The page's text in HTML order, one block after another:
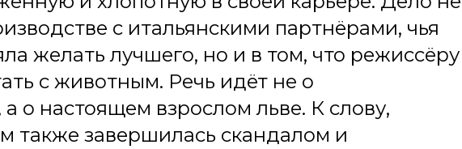
с итальянскими партнёрами, чья
желать лучшего, но и в том, что режиссёру
с животным. Речь идёт не о
о настоящем взрослом льве. К слову,
также завершилась скандалом и